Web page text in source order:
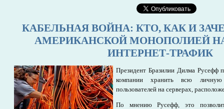
КАБЕЛЬНАЯ ВОЙНА: КТО, КАК И
АМЕРИКАНСКОЙ МОНОПОЛИЕЙ
ИНТЕРНЕТ-ТРАФИК
Президент Бразилии Дилма Русефф
компании хранить всю личную
пользователей на серверах,
По мнению Русефф, это позволит